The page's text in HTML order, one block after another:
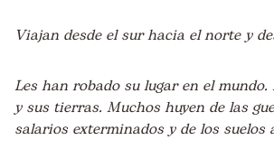
Viajan desde el sur hacia el norte y
Les han robado su lugar en el
y sus tierras. Muchos huyen de las
salarios exterminados y de los suelos